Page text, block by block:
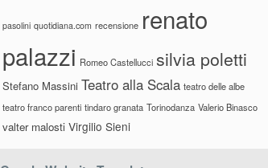
pasolini quotidiana.com recensione renato
palazzi Romeo Castellucci silvia poletti
Stefano Massini Teatro alla Scala teatro delle albe
teatro franco parenti tindaro granata Torinodanza Valerio Binasco
valter malosti Virgilio Sieni